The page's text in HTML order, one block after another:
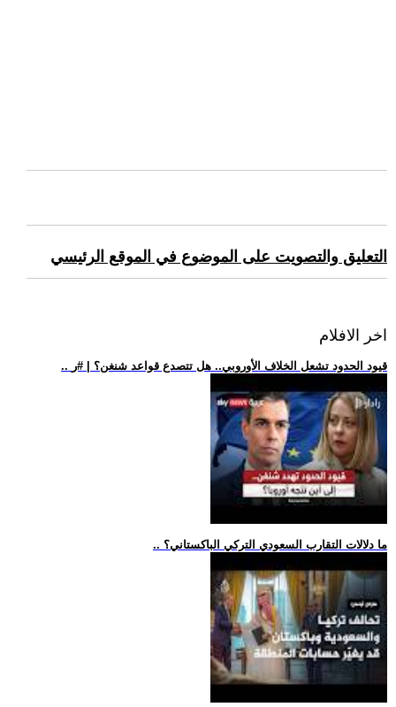
التعليق والتصويت على الموضوع في الموقع الرئيسي
اخر الافلام
.. قيود الحدود تشعل الخلاف الأوروبي.. هل تتصدع قواعد شنغن؟ | #ر
.. ما دلالات التقارب السعودي التركي الباكستاني؟